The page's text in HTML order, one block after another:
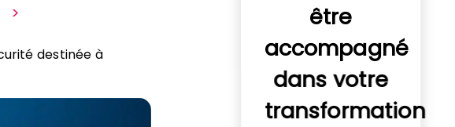
destinée à
être
accompagné
dans votre
transformation